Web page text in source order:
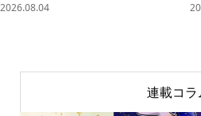
2026.08.04
連載コラ